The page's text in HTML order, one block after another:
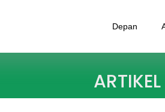
Depan
ARTIKEL